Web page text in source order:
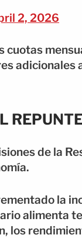
2, 2026
adicionales
de la
la
alimenta
los